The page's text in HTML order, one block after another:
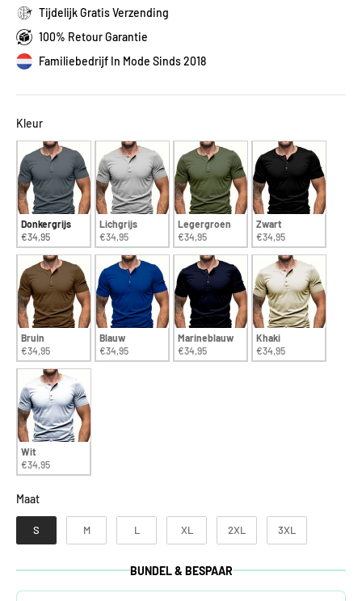
Tijdelijk Gratis Verzending
100% Retour Garantie
Familiebedrijf In Mode Sinds 2018
KleurKleur
Donkergrijs
€34,95
Lichgrijs
€34,95
Legergroen
€34,95
Zwart
€34,95
Bruin
€34,95
Blauw
€34,95
Marineblauw
€34,95
Khaki
€34,95
Wit
€34,95
MaatMaat
S M L XL 2XL 3XL
BUNDEL & BESPAAR